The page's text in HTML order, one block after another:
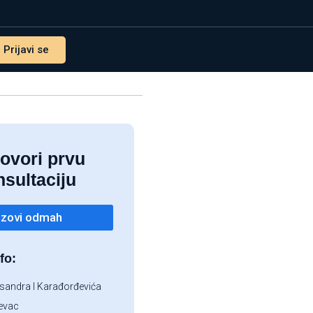
Prijavi se
prvu
odmah
I Karađorđevića